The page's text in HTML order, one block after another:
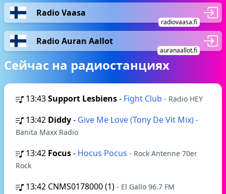
Radio Vaasa
radiovaasa.fi
Radio Auran Aallot
auranaallot.fi
Сейчас на радиостанциях
13:43Support Lesbiens- Fight Club - Radio HEY
13:42 Diddy- Give Me Love (Tony De Vit Mix) -
Banita Maxx Radio
13:42 Focus- Hocus Pocus - Rock Antenne 70er
Rock
13:42 CNMS0178000 (1) - El Gallo 96.7 FM